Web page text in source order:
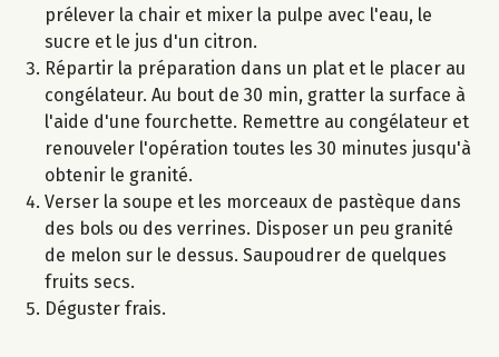
prélever la chair et mixer la pulpe avec l'eau, le
sucre et le jus d'un citron.
Répartir la préparation dans un plat et le placer au
congélateur. Au bout de 30 min, gratter la surface à
l'aide d'une fourchette. Remettre au congélateur et
renouveler l'opération toutes les 30 minutes jusqu'à
obtenir le granité.
Verser la soupe et les morceaux de pastèque dans
des bols ou des verrines. Disposer un peu granité
de melon sur le dessus. Saupoudrer de quelques
fruits secs.
Déguster frais.